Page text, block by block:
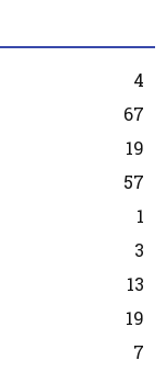
4
67
19
57
1
3
13
19
7